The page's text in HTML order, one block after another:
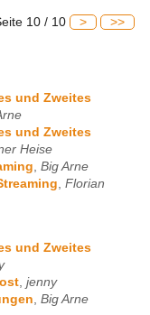
10 / 10 > >>
und Zweites
und Zweites
Heise
, Big Arne
, Florian
und Zweites
jenny
Big Arne